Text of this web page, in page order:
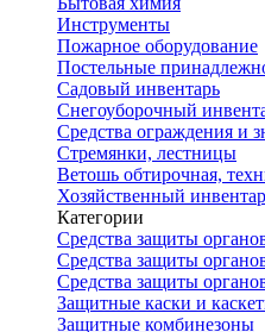
Инструменты
Пожарное оборудование
Постельные
Садовый инвентарь
Снегоуборочный
Средства ограждения и
Стремянки, лестницы
Ветошь обтирочная,
Хозяйственный
Категории
Средства защиты
Средства защиты
Средства защиты
Защитные каски и
Защитные комбинезоны